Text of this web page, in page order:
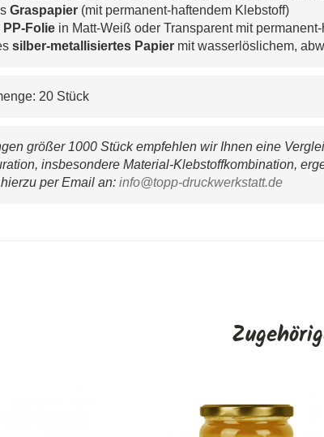
Graspapier (mit permanent-haftendem Klebstoff)
PP-Folie in Matt-Weiß oder Transparent mit
silber-metallisiertes Papier mit wasserlöslichem,
20 Stück
größer 1000 Stück empfehlen wir Ihnen eine
insbesondere Material-Klebstoffkombination,
per Email an: info@topp-druckwerkstatt.de